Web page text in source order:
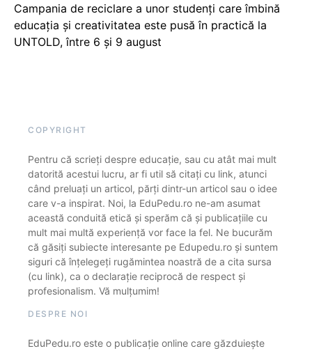
Campania de reciclare a unor studenți care îmbină
educația și creativitatea este pusă în practică la
UNTOLD, între 6 și 9 august
COPYRIGHT
Pentru că scrieți despre educație, sau cu atât mai mult
datorită acestui lucru, ar fi util să citați cu link, atunci
când preluați un articol, părți dintr-un articol sau o idee
care v-a inspirat. Noi, la EduPedu.ro ne-am asumat
această conduită etică și sperăm că și publicațiile cu
mult mai multă experiență vor face la fel. Ne bucurăm
că găsiți subiecte interesante pe Edupedu.ro și suntem
siguri că înțelegeți rugămintea noastră de a cita sursa
(cu link), ca o declarație reciprocă de respect și
profesionalism. Vă mulțumim!
DESPRE NOI
EduPedu.ro este o publicație online care găzduiește